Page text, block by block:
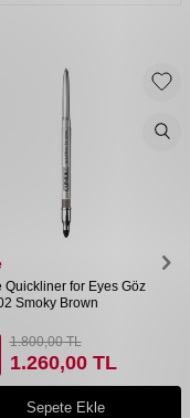
Quickliner for Eyes Göz
Smoky Brown
1.800,00TL
1.260,00TL
Sepete Ekle